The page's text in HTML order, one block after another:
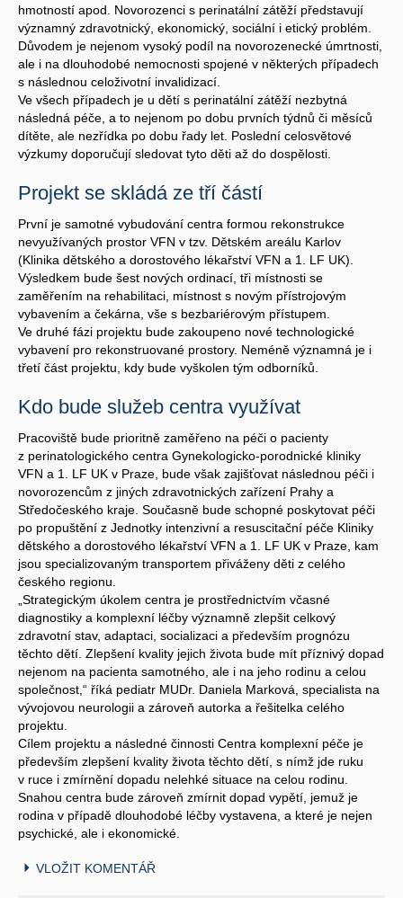
hmotností apod. Novorozenci s perinatální zátěží představují
významný zdravotnický, ekonomický, sociální i etický problém.
Důvodem je nejenom vysoký podíl na novorozenecké úmrtnosti,
ale i na dlouhodobé nemocnosti spojené v některých případech
s následnou celoživotní invalidizací.
Ve všech případech je u dětí s perinatální zátěží nezbytná
následná péče, a to nejenom po dobu prvních týdnů či měsíců
dítěte, ale nezřídka po dobu řady let. Poslední celosvětové
výzkumy doporučují sledovat tyto děti až do dospělosti.
Projekt se skládá ze tří částí
První je samotné vybudování centra formou rekonstrukce
nevyužívaných prostor VFN v tzv. Dětském areálu Karlov
(Klinika dětského a dorostového lékařství VFN a 1. LF UK).
Výsledkem bude šest nových ordinací, tři místnosti se
zaměřením na rehabilitaci, místnost s novým přístrojovým
vybavením a čekárna, vše s bezbariérovým přístupem.
Ve druhé fázi projektu bude zakoupeno nové technologické
vybavení pro rekonstruované prostory. Neméně významná je i
třetí část projektu, kdy bude vyškolen tým odborníků.
Kdo bude služeb centra využívat
Pracoviště bude prioritně zaměřeno na péči o pacienty
z perinatologického centra Gynekologicko-porodnické kliniky
VFN a 1. LF UK v Praze, bude však zajišťovat následnou péči i
novorozencům z jiných zdravotnických zařízení Prahy a
Středočeského kraje. Současně bude schopné poskytovat péči
po propuštění z Jednotky intenzivní a resuscitační péče Kliniky
dětského a dorostového lékařství VFN a 1. LF UK v Praze, kam
jsou specializovaným transportem přiváženy děti z celého
českého regionu.
„Strategickým úkolem centra je prostřednictvím včasné
diagnostiky a komplexní léčby významně zlepšit celkový
zdravotní stav, adaptaci, socializaci a především prognózu
těchto dětí. Zlepšení kvality jejich života bude mít příznivý dopad
nejenom na pacienta samotného, ale i na jeho rodinu a celou
společnost,“ říká pediatr MUDr. Daniela Marková, specialista na
vývojovou neurologii a zároveň autorka a řešitelka celého
projektu.
Cílem projektu a následné činnosti Centra komplexní péče je
především zlepšení kvality života těchto dětí, s nímž jde ruku
v ruce i zmírnění dopadu nelehké situace na celou rodinu.
Snahou centra bude zároveň zmírnit dopad vypětí, jemuž je
rodina v případě dlouhodobé léčby vystavena, a které je nejen
psychické, ale i ekonomické.
VLOŽIT KOMENTÁŘ